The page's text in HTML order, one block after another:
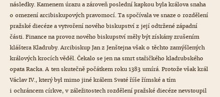
následky. Kamenem úrazu a zároveň poslední kapkou byla králova snaha
o omezení arcibiskupových pravomocí. Ta spočívala ve snaze o rozdělení
pražské diecéze a vytvoření nového biskupství z její odtržené západní
části. Finance na provoz nového biskupství měly být získány zrušením
kláštera Kladruby. Arcibiskup Jan z Jenštejna však o těchto zamýšlených
králových krocích věděl. Čekalo se jen na smrt stařičkého kladrubského
opata Racka. A ten skutečně počátkem roku 1383 umírá. Protože však král
Václav IV., který byl mimo jiné králem Svaté říše římské a tím
i ochráncem církve, v záležitostech rozdělení pražské diecéze nevstoupil